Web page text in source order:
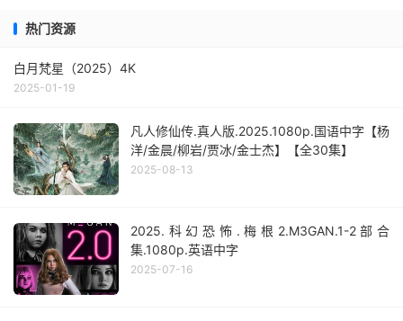
热门资源
白月梵星（2025）4K
2025-01-19
凡人修仙传.真人版.2025.1080p.国语中字【杨
洋/金晨/柳岩/贾冰/金士杰】【全30集】
2025-08-13
2025.科幻恐怖.梅根2.M3GAN.1-2部合
集.1080p.英语中字
2025-07-16